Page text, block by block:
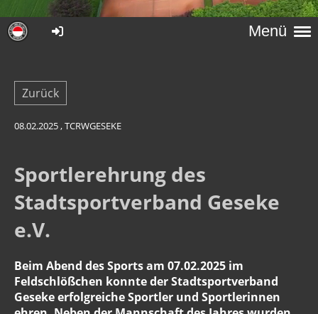
Menü
Zurück
08.02.2025, TCRWGESEKE
Sportlerehrung des
Stadtsportverband Geseke
e.V.
Beim Abend des Sports am 07.02.2025 im
Feldschlößchen konnte der Stadtsportverband
Geseke erfolgreiche Sportler und Sportlerinnen